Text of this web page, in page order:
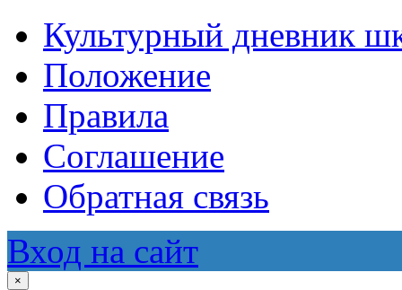
Культурный дневник
Положение
Правила
Соглашение
Обратная связь
Вход на сайт
×